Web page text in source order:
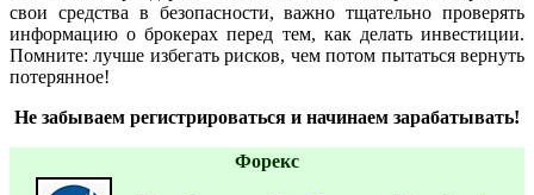
свои средства в безопасности, важно тщательно проверять
информацию о брокерах перед тем, как делать инвестиции.
Помните: лучше избегать рисков, чем потом пытаться вернуть
потерянное!
Не забываем регистрироваться и начинаем зарабатывать!
Форекс